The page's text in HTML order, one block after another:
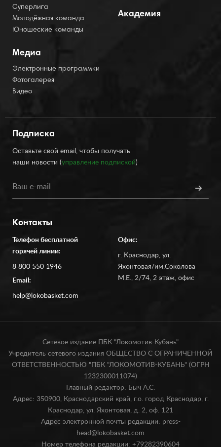
Суперлига
Молодёжная команда
Юношеские команды
Медиа
Электронные программки
Фотогалерея
Видео
Академия
Подписка
Оставьте свой email, чтобы получать
наши новости (управление подпиской)
Контакты
Телефон бесплатной
горячей линии:
8 800 550 1946
Email:
help@lokobasket.com
Офис:
г. Краснодар, ул.
Яхонтовая/им.Соколова
М.Е., 2/74, 2 этаж, офис
Сетевое издание ПБК "Локомотив-Кубань"
Учредитель сетевого издания ОБЩЕСТВО С ОГРАНИЧЕННОЙ
ОТВЕТСТВЕННОСТЬЮ "ПБК "ЛОКОМОТИВ-КУБАНЬ" (ОГРН
1232300011074)
Главный редактор: Быч А.С.
Адрес: 350900, Краснодарский край, г.о. город Краснодар, г.
Краснодар, ул. Яхонтовая, д. 2, оф. 121
Адрес электронной почты редакции: press-
head@lokobasket.com
Номер телефона редакции: +79282390604